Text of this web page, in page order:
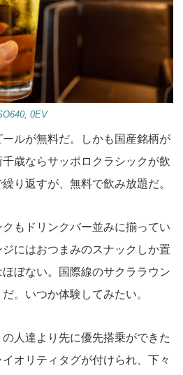
0EV
ルが無料だ。しかも国産銘柄が
歳ならサッポロクラシックが飲
り返すが、無料で飲み放題だ。
もドリンクバー並みに揃ってい
にはおつまみのスナックしか置
ぼない。国際線のサクララウン
。いつか体験してみたい。
人達より先に優先搭乗ができた
オリティタグが付けられ、下々